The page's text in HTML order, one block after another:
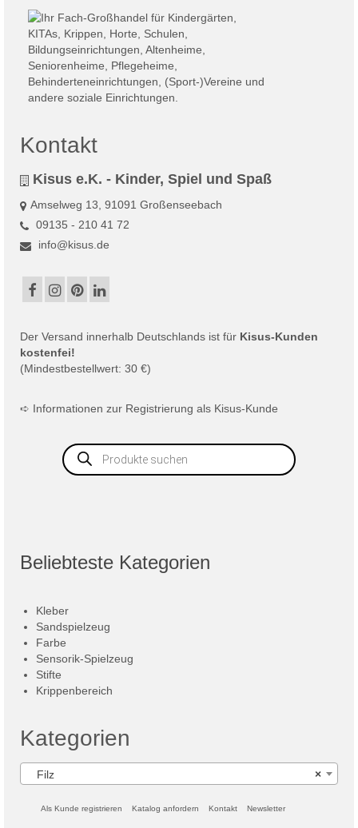
Kontakt
Kisus e.K. - Kinder, Spiel und Spaß
Amselweg 13, 91091 Großenseebach
09135 - 210 41 72
info@kisus.de
Der Versand innerhalb Deutschlands ist für Kisus-Kunden
kostenfei!
(Mindestbestellwert: 30 €)
➪ Informationen zur Registrierung als Kisus-Kunde
Products
search
Beliebteste Kategorien
Kleber
Sandspielzeug
Farbe
Sensorik-Spielzeug
Stifte
Krippenbereich
Kategorien
×
Filz
Als Kunde registrieren Katalog anfordern Kontakt Newsletter